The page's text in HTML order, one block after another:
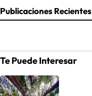
Publicaciones Recientes
Te Puede Interesar